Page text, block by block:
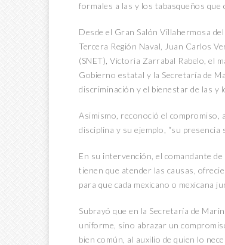
formales a las y los tabasqueños
Desde el Gran Salón Villahermosa
Tercera Región Naval, Juan Carlos
(SNET), Victoria Zarrabal Rabelo, el
Gobierno estatal y la Secretaría de
discriminación y el bienestar de las y
Asimismo, reconoció el compromiso,
disciplina y su ejemplo, “su
En su intervención, el comandante de
tienen que atender las causas,
para que cada mexicano o mexicana
Subrayó que en la Secretaría de
uniforme, sino abrazar un
bien común, al auxilio de quien lo